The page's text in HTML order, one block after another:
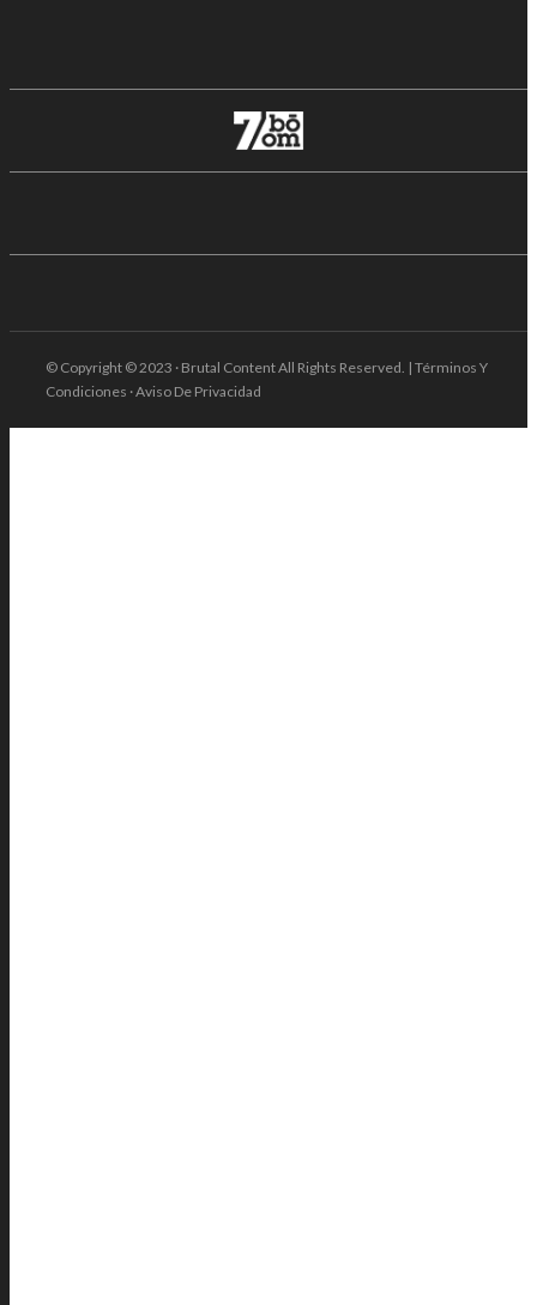
© Copyright © 2023 · Brutal Content All Rights Reserved. | Términos Y
Condiciones · Aviso De Privacidad